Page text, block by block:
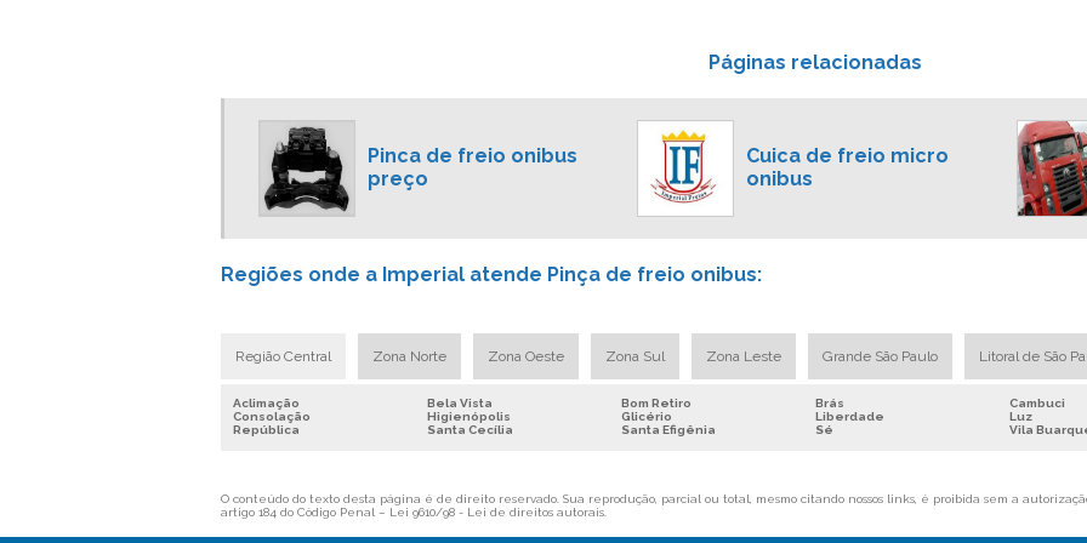
Páginas relacionadas
Pinca de freio onibus
preço
Cuica de freio micro
onibus
Regiões onde a Imperial atende Pinça de freio onibus:
Região Central Zona Norte Zona Oeste Zona Sul Zona Leste Grande São Paulo Litoral de São
Aclimação Bela Vista Bom Retiro Brás Cambuci
Consolação
Higienópolis Glicério Liberdade Luz
República
Santa Cecília Santa Efigênia Sé Vila
O conteúdo do texto desta página é de direito reservado. Sua reprodução, parcial ou total, mesmo citando nossos links, é proibida sem a
artigo 184 do Código Penal – Lei 9610/98 - Lei de direitos autorais